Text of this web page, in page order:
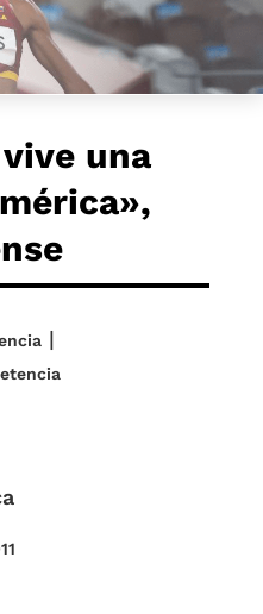
una
|